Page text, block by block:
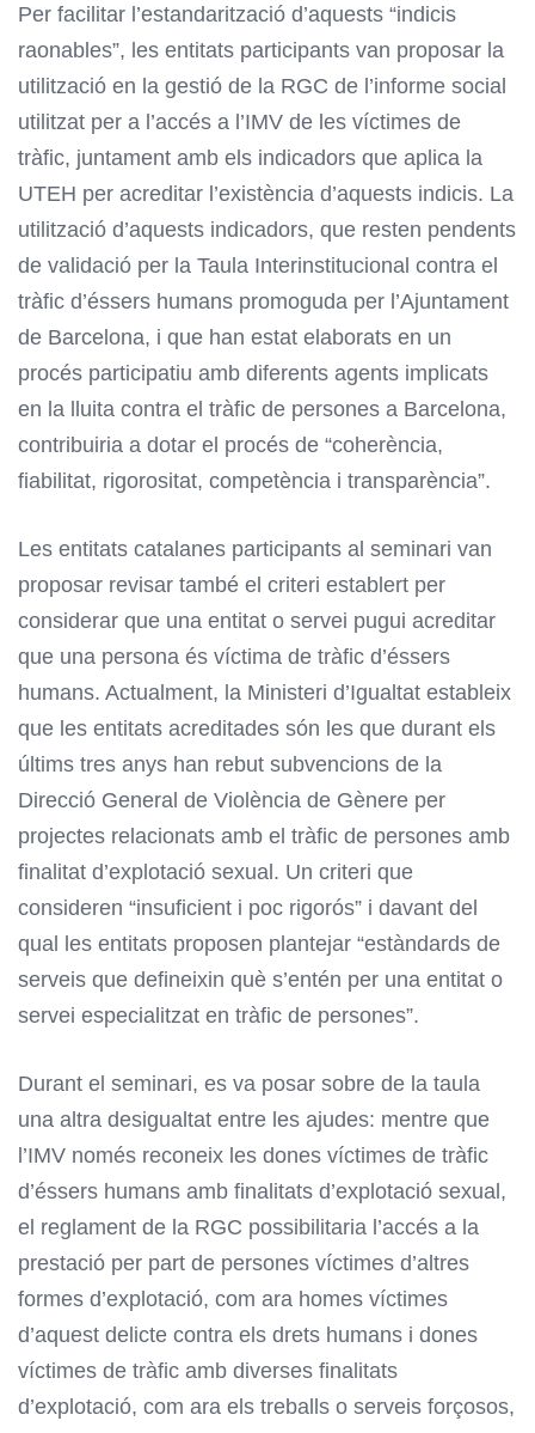
Per facilitar l’estandarització d’aquests “indicis
raonables”, les entitats participants van proposar la
utilització en la gestió de la RGC de l’informe social
utilitzat per a l’accés a l’IMV de les víctimes de
tràfic, juntament amb els indicadors que aplica la
UTEH per acreditar l’existència d’aquests indicis. La
utilització d’aquests indicadors, que resten pendents
de validació per la Taula Interinstitucional contra el
tràfic d’éssers humans promoguda per l’Ajuntament
de Barcelona, i que han estat elaborats en un
procés participatiu amb diferents agents implicats
en la lluita contra el tràfic de persones a Barcelona,
contribuiria a dotar el procés de “coherència,
fiabilitat, rigorositat, competència i transparència”.
Les entitats catalanes participants al seminari van
proposar revisar també el criteri establert per
considerar que una entitat o servei pugui acreditar
que una persona és víctima de tràfic d’éssers
humans. Actualment, la Ministeri d’Igualtat estableix
que les entitats acreditades són les que durant els
últims tres anys han rebut subvencions de la
Direcció General de Violència de Gènere per
projectes relacionats amb el tràfic de persones amb
finalitat d’explotació sexual. Un criteri que
consideren “insuficient i poc rigorós” i davant del
qual les entitats proposen plantejar “estàndards de
serveis que defineixin què s’entén per una entitat o
servei especialitzat en tràfic de persones”.
Durant el seminari, es va posar sobre de la taula
una altra desigualtat entre les ajudes: mentre que
l’IMV només reconeix les dones víctimes de tràfic
d’éssers humans amb finalitats d’explotació sexual,
el reglament de la RGC possibilitaria l’accés a la
prestació per part de persones víctimes d’altres
formes d’explotació, com ara homes víctimes
d’aquest delicte contra els drets humans i dones
víctimes de tràfic amb diverses finalitats
d’explotació, com ara els treballs o serveis forçosos,